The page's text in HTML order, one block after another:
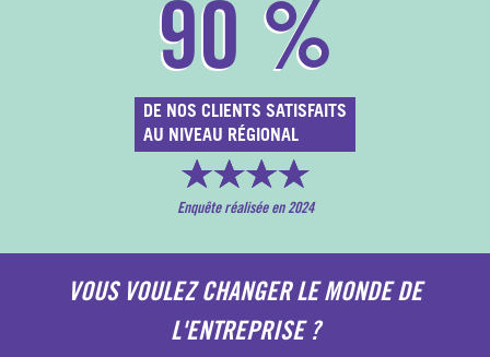
90 %
DE NOS CLIENTS SATISFAITS
AU NIVEAU RÉGIONAL
Enquête réalisée en 2024
VOUS VOULEZ CHANGER LE MONDE DE
L'ENTREPRISE ?